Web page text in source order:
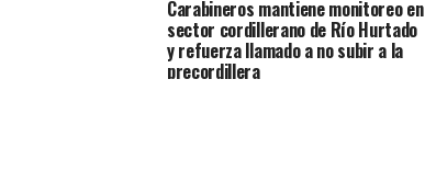
Carabineros mantiene monitoreo en
sector cordillerano de Río Hurtado
y refuerza llamado a no subir a la
precordillera